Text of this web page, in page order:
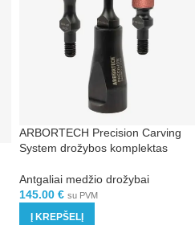
ARBORTECH Precision Carving
System drožybos komplektas
Antgaliai medžio drožybai
145.00 € su PVM
Į KREPŠELĮ